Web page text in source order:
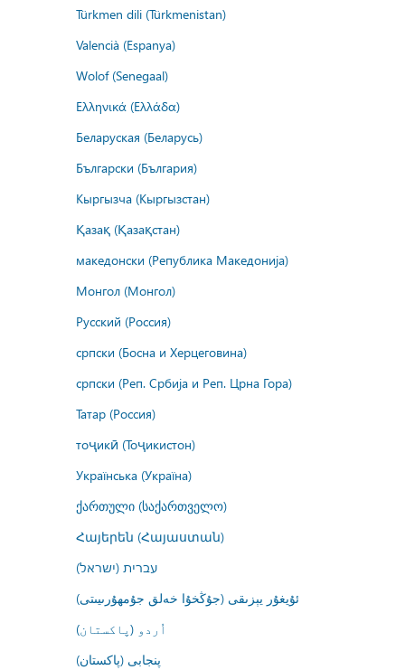
Türkmen dili (Türkmenistan)
Valencià (Espanya)
Wolof (Senegaal)
Ελληνικά (Ελλάδα)
Беларуская (Беларусь)
Български (България)
Кыргызча (Кыргызстан)
Қазақ (Қазақстан)
македонски (Република Македонија)
Монгол (Монгол)
Русский (Россия)
српски (Босна и Херцеговина)
српски (Реп. Србија и Реп. Црна Гора)
Татар (Россия)
тоҷикӣ (Тоҷикистон)
Українська (Україна)
ქართული (საქართველო)
Հայերեն (Հայաստան)
עברית (ישראל)
ئۇيغۇر يېزىقى (جۇڭخۇا خەلق جۇمھۇرىيىتى)
اُردو (پاکستان)
پنجابی (پاکستان)